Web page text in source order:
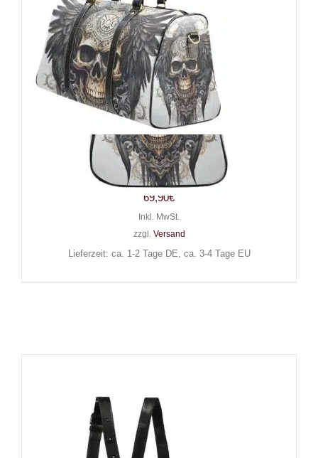
Barmetal Reisetasche Skull
Wings
69,90€
Inkl. MwSt.
zzgl. Versand
Lieferzeit: ca. 1-2 Tage DE, ca. 3-4 Tage EU